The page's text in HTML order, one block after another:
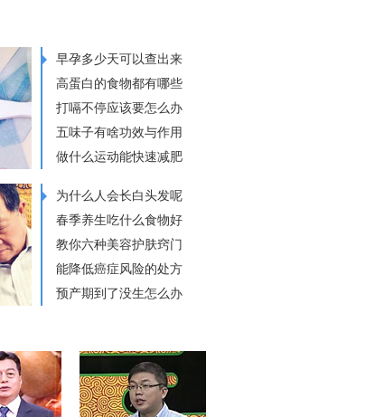
早孕多少天可以查出来
高蛋白的食物都有哪些
打嗝不停应该要怎么办
五味子有啥功效与作用
做什么运动能快速减肥
为什么人会长白头发呢
春季养生吃什么食物好
教你六种美容护肤窍门
能降低癌症风险的处方
预产期到了没生怎么办